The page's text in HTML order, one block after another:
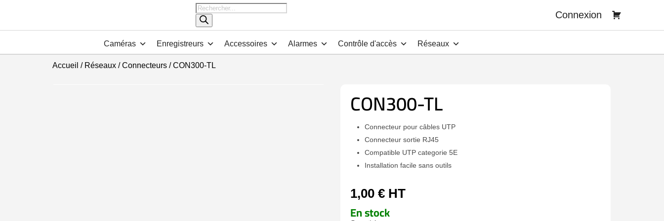
Recherche
de
produits
Connexion
Caméras Enregistreurs Accessoires Alarmes Contrôle d'accès Réseaux
Accueil / Réseaux/Connecteurs/ CON300-TL
CON300-TL
Connecteur pour câbles UTP
Connecteur sortie RJ45
Compatible UTP categorie 5E
Installation facile sans outils
1,00 € HT
En stock